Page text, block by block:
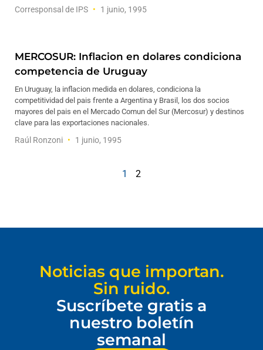
Corresponsal de IPS 1 junio, 1995
MERCOSUR: Inflacion en dolares condiciona
competencia de Uruguay
En Uruguay, la inflacion medida en dolares, condiciona la
competitividad del pais frente a Argentina y Brasil, los dos socios
mayores del pais en el Mercado Comun del Sur (Mercosur) y destinos
clave para las exportaciones nacionales.
Raúl Ronzoni 1 junio, 1995
1 2
Noticias que importan.
Sin ruido.
Suscríbete gratis a
nuestro boletín
semanal